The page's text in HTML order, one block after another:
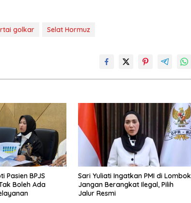
golkar Selat Hormuz
Pasien BPJS
Boleh Ada
Sari Yuliati Ingatkan PMI di Lombok
Jangan Berangkat Ilegal, Pilih
Jalur Resmi